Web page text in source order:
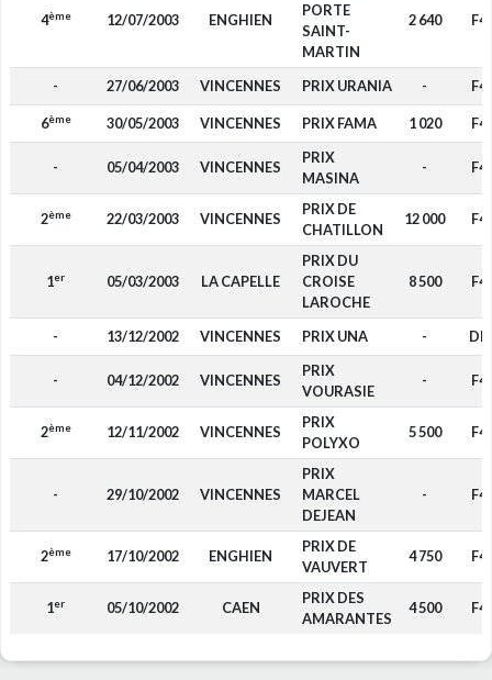
4ème 12/07/2003 ENGHIEN
PORTE
SAINT-
MARTIN
2 640 F4
- 27/06/2003 VINCENNES PRIX URANIA - F4
6ème 30/05/2003 VINCENNES PRIX FAMA 1 020 F4
- 05/04/2003 VINCENNES
PRIX
MASINA
- F4
2ème 22/03/2003 VINCENNES
PRIX DE
CHATILLON
12 000 F4
1er 05/03/2003 LA CAPELLE
PRIX DU
CROISE
LAROCHE
8 500 F4
- 13/12/2002 VINCENNES PRIX UNA - DP
- 04/12/2002 VINCENNES
PRIX
VOURASIE
- F4
2ème 12/11/2002 VINCENNES
PRIX
POLYXO
5 500 F4
- 29/10/2002 VINCENNES
PRIX
MARCEL
DEJEAN
- F4
2ème 17/10/2002 ENGHIEN
PRIX DE
VAUVERT
4 750 F4
1er 05/10/2002 CAEN
PRIX DES
AMARANTES
4 500 F4